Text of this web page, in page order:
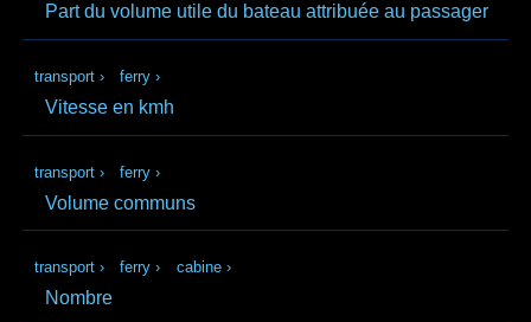
Part du volume utile du bateau attribuée au passager
transport › ferry ›
Vitesse en kmh
transport › ferry ›
Volume communs
transport › ferry › cabine ›
Nombre